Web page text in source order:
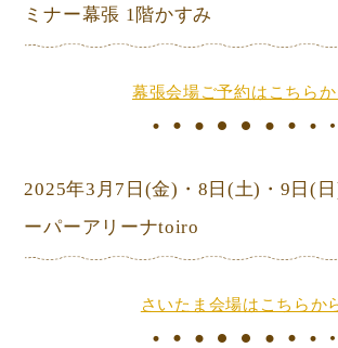
ミナー幕張 1階かすみ
幕張会場ご予約はこちらか
2025年3月7日(金)・8日 (土) ・9日(
ーパーアリーナtoiro
さいたま会場はこちらか